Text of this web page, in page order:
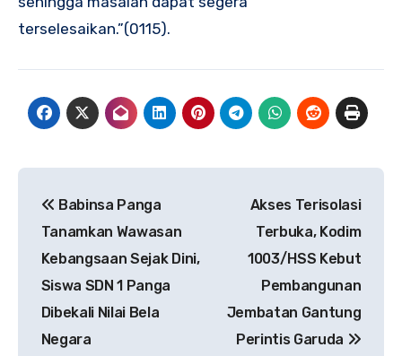
terselesaikan.”(0115).
pos
Babinsa Panga
Tanamkan Wawasan
Kebangsaan Sejak Dini,
Siswa SDN 1 Panga
Dibekali Nilai Bela
Negara
Akses Terisolasi
Terbuka, Kodim
1003/HSS Kebut
Pembangunan
Jembatan Gantung
Perintis Garuda